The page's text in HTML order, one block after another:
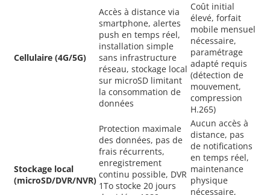
Cellulaire (4G/5G)
Accès à distance via
smartphone, alertes
push en temps réel,
installation simple
sans infrastructure
réseau, stockage local
sur microSD limitant
la consommation de
données
Coût initial
élevé, forfait
mobile mensuel
nécessaire,
paramétrage
adapté requis
(détection de
mouvement,
compression
H.265)
Stockage local
(microSD/DVR/NVR)
Protection maximale
des données, pas de
frais récurrents,
enregistrement
continu possible, DVR
1To stocke 20 jours
Aucun accès à
distance, pas
de notifications
en temps réel,
maintenance
physique
nécessaire,